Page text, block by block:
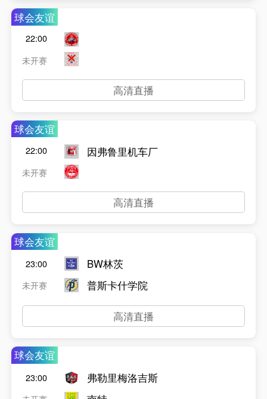
球会友谊
22:00
未开赛
高清直播
球会友谊
22:00
未开赛
因弗鲁里机车厂
高清直播
球会友谊
23:00
未开赛
BW林茨
普斯卡什学院
高清直播
球会友谊
23:00
弗勒里梅洛吉斯